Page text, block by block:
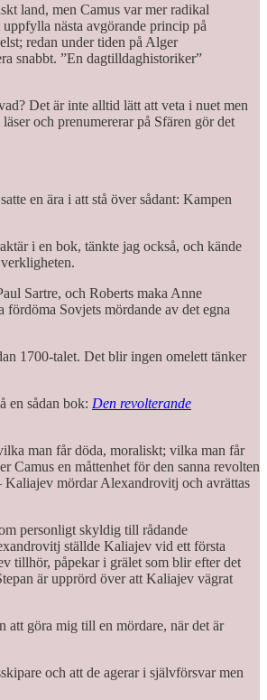
land, men Camus var mer radikal
nästa avgörande princip på
redan under tiden på Alger
snabbt. ”En dag­till­dag­historiker”
Det är inte alltid lätt att veta i nuet men
och prenumererar på Sfären gör det
en ära i att stå över sådant: Kampen
i en bok, tänkte jag också, och kände
Sartre, och Roberts maka Anne
Sovjets mördande av det egna
1700-talet. Det blir ingen omelett tänker
en sådan bok: Den revolterande
man får döda, moraliskt; vilka man får
Camus en måttenhet för den sanna revolten
Kaliajev mördar Alexandrovitj och avrättas
personligt skyldig till rådande
ställde Kaliajev vid ett första
tillhör, påpekar i grälet som blir efter det
är upprörd över att Kaliajev vägrat
att göra mig till en mördare, när det är
och att de agerar i självförsvar men